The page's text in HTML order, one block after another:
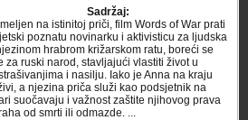
Sadržaj:
na istinitoj priči, film Words of War prati
poznatu novinarku i aktivisticu za ljudska
hrabrom križarskom ratu, boreći se
ruski narod, stavljajući vlastiti život u
i nasilju. Iako je Anna na kraju
​​a njezina priča služi kao podsjetnik na
suočavaju i važnost zaštite njihovog prava
od smrti ili odmazde. ...